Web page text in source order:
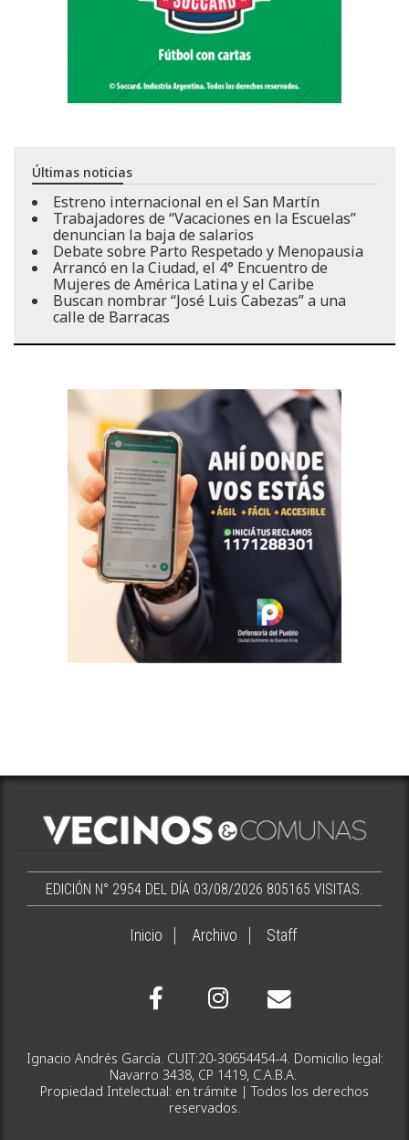
Últimas noticias
Estreno internacional en el San Martín
Trabajadores de “Vacaciones en la Escuelas”
denuncian la baja de salarios
Debate sobre Parto Respetado y Menopausia
Arrancó en la Ciudad, el 4° Encuentro de
Mujeres de América Latina y el Caribe
Buscan nombrar “José Luis Cabezas” a una
calle de Barracas
EDICIÓN N° 2954 DEL DÍA 03/08/2026 805165 VISITAS.
Inicio Archivo Staff
Ignacio Andrés García. CUIT:20-30654454-4. Domicilio legal:
Navarro 3438, CP 1419, C.A.B.A.
Propiedad Intelectual: en trámite | Todos los derechos
reservados.